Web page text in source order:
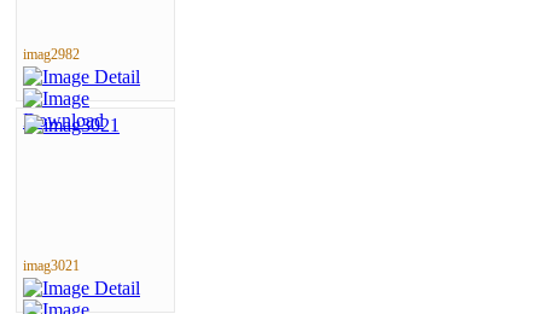
imag2982
imag3021